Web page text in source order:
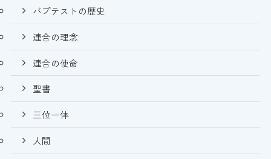
バプテストの歴史
連合の理念
連合の使命
聖書
三位一体
人間